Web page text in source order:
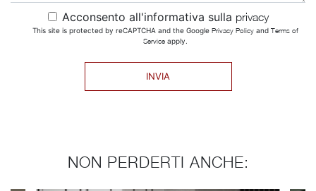
Acconsento all'informativa sulla privacy
This site is protected by reCAPTCHA and the Google Privacy Policyand Terms of
Serviceapply.
INVIA
NON PERDERTI ANCHE: